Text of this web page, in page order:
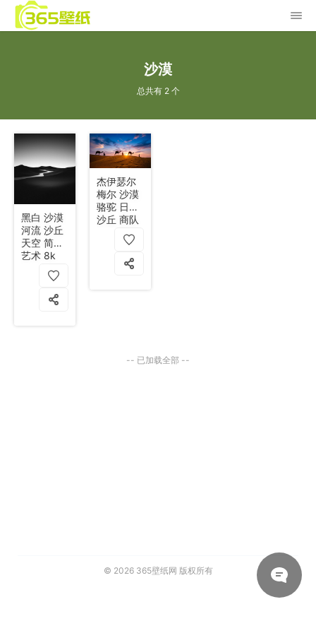
沙漠
总共有 2 个
黑白 沙漠
河流 沙丘
天空 简约
艺术 8k
杰伊瑟尔
梅尔 沙漠
骆驼 日落
沙丘 商队
拉贾斯坦
-- 已加载全部 --
© 2026 365壁纸网 版权所有